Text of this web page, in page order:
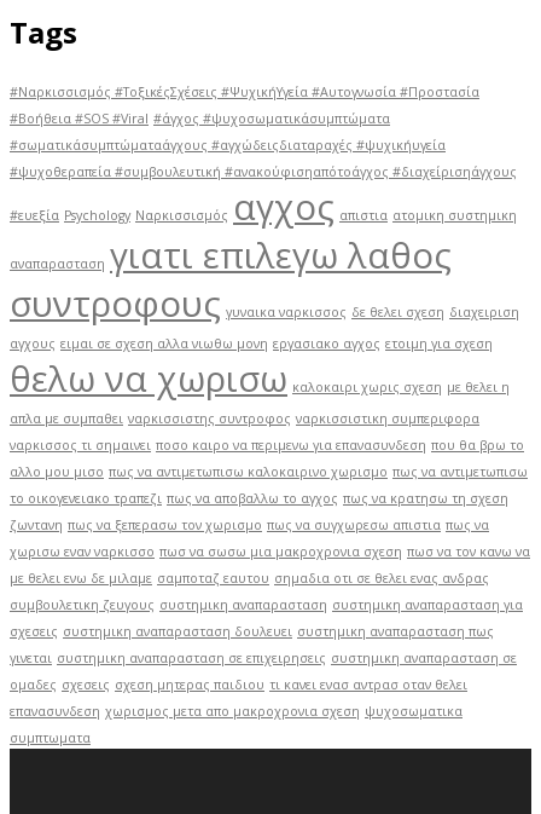
Tags
#Ναρκισσισμός #ΤοξικέςΣχέσεις #ΨυχικήΥγεία #Αυτογνωσία #Προστασία
#Βοήθεια #SOS #Viral #άγχος #ψυχοσωματικάσυμπτώματα
#σωματικάσυμπτώματαάγχους #αγχώδειςδιαταραχές #ψυχικήυγεία
#ψυχοθεραπεία #συμβουλευτική #ανακούφισηαπότοάγχος #διαχείρισηάγχους
#ευεξία Psychology Ναρκισσισμός αγχος απιστια ατομικη συστημικη
αναπαρασταση γιατι επιλεγω λαθος
συντροφους γυναικα ναρκισσος δε θελει σχεση διαχειριση
αγχους ειμαι σε σχεση αλλα νιωθω μονη εργασιακο αγχος ετοιμη για σχεση
θελω να χωρισω καλοκαιρι χωρις σχεση με θελει η
απλα με συμπαθει ναρκισσιστης συντροφος ναρκισσιστικη συμπεριφορα
ναρκισσος τι σημαινει ποσο καιρο να περιμενω για επανασυνδεση που θα βρω το
αλλο μου μισο πως να αντιμετωπισω καλοκαιρινο χωρισμο πως να αντιμετωπισω
το οικογενειακο τραπεζι πως να αποβαλλω το αγχος πως να κρατησω τη σχεση
ζωντανη πως να ξεπερασω τον χωρισμο πως να συγχωρεσω απιστια πως να
χωρισω εναν ναρκισσο πωσ να σωσω μια μακροχρονια σχεση πωσ να τον κανω να
με θελει ενω δε μιλαμε σαμποταζ εαυτου σημαδια οτι σε θελει ενας ανδρας
συμβουλετικη ζευγους συστημικη αναπαρασταση συστημικη αναπαρασταση για
σχεσεις συστημικη αναπαρασταση δουλευει συστημικη αναπαρασταση πως
γινεται συστημικη αναπαρασταση σε επιχειρησεις συστημικη αναπαρασταση σε
ομαδες σχεσεις σχεση μητερας παιδιου τι κανει ενασ αντρασ οταν θελει
επανασυνδεση χωρισμος μετα απο μακροχρονια σχεση ψυχοσωματικα
συμπτωματα